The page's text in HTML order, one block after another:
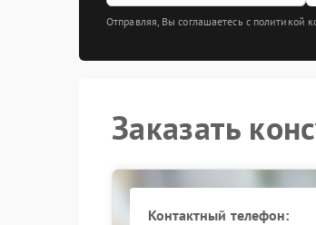
Отправляя, Вы соглашаетесь с политикой
Заказать
Контактный телефон: